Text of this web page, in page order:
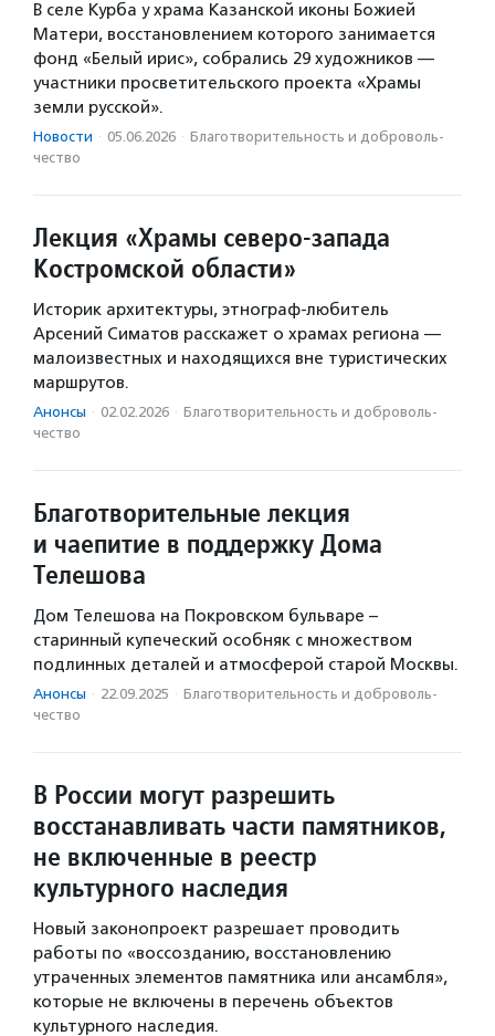
В селе Курба у храма Казанской иконы Божией
Матери, восстановлением которого занимается
фонд «Белый ирис», собрались 29 художников —
участники просветительского проекта «Храмы
земли русской».
Новости · 05.06.2026 · Благотвори­тель­ность и доброволь­
чест­во
Лекция «Храмы северо-запада
Костромской области»
Историк архитектуры, этнограф-любитель
Арсений Симатов расскажет о храмах региона —
малоизвестных и находящихся вне туристических
маршрутов.
Анонсы · 02.02.2026 · Благотвори­тель­ность и доброволь­
чест­во
Благотворительные лекция
и чаепитие в поддержку Дома
Телешова
Дом Телешова на Покровском бульваре –
старинный купеческий особняк с множеством
подлинных деталей и атмосферой старой Москвы.
Анонсы · 22.09.2025 · Благотвори­тель­ность и доброволь­
чест­во
В России могут разрешить
восстанавливать части памятников,
не включенные в реестр
культурного наследия
Новый законопроект разрешает проводить
работы по «воссозданию, восстановлению
утраченных элементов памятника или ансамбля»,
которые не включены в перечень объектов
культурного наследия.